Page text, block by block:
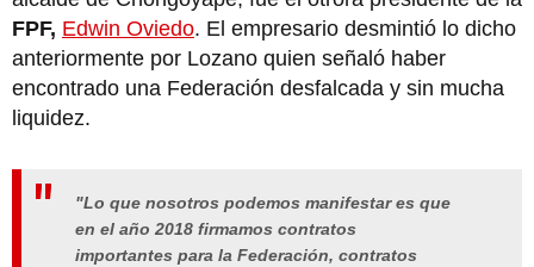
FPF, Edwin Oviedo. El empresario desmintió lo dicho
anteriormente por Lozano quien señaló haber
encontrado una Federación desfalcada y sin mucha
liquidez.
"Lo que nosotros podemos manifestar es que
en el año 2018 firmamos contratos
importantes para la Federación, contratos